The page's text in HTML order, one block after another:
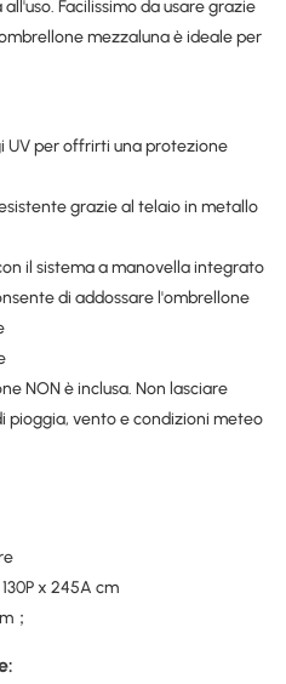
Facilissimo da usare grazie
mezzaluna è ideale per
UV per offrirti una protezione
grazie al telaio in metallo
il sistema a manovella integrato
di addossare l'ombrellone
NON è inclusa. Non lasciare
pioggia, vento e condizioni meteo
x 245A cm
；